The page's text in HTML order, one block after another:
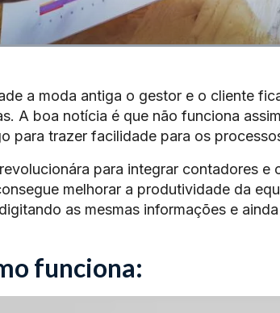
a moda antiga o gestor e o cliente
A boa notícia é que não funciona
para trazer facilidade para os
para integrar contadores e
melhorar a produtividade da
as mesmas informações e
funciona: